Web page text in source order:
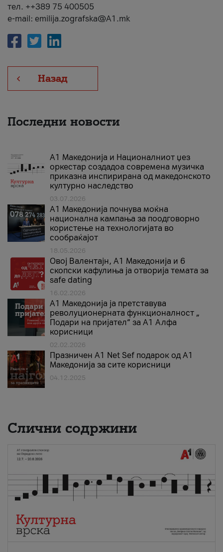
тел. ++389 75 400505
e-mail: emilija.zografska@A1.mk
Назад
Последни новости
А1 Македонија и Националниот џез
оркестар создадоа современа музичка
приказна инспирирана од македонското
културно наследство
03.07.2026
A1 Македонија почнува моќна
национална кампања за поодговорно
користење на технологијата во
сообраќајот
18.05.2026
Овој Валентајн, A1 Македонија и 6
скопски кафулиња ја отворија темата за
safe dating
16.02.2026
А1 Македонија ја претставува
револуционерната функционалност „
Подари на пријател“ за А1 Алфа
корисници
02.02.2026
Празничен A1 Net Sеf подарок од А1
Македонија за сите корисници
04.12.2025
Слични содржини